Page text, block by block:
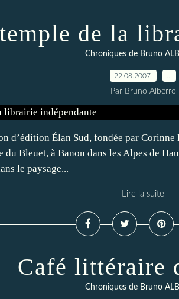
de la
Chroniques de Bruno
22.08.2007
Par Bruno Alberro
d’édition Élan Sud, fondée par
Bleuet, à Banon dans les Alpes de
le paysage...
Lire la suite
Café littéraire
Chroniques de Bruno